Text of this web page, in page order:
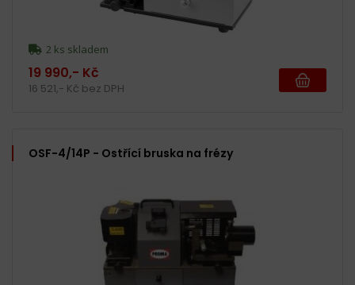
2 ks skladem
19 990,- Kč
16 521,- Kč bez DPH
OSF-4/14P - Ostřící bruska na frézy